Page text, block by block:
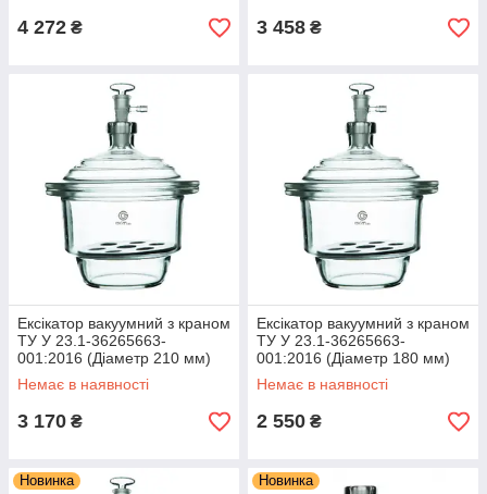
4 272 ₴ 3 458 ₴
Ексікатор вакуумний з краном
ТУ У 23.1-36265663-
001:2016 (Діаметр 210 мм)
Немає в наявності
3 170 ₴
Ексікатор вакуумний з краном
ТУ У 23.1-36265663-
001:2016 (Діаметр 180 мм)
Немає в наявності
2 550 ₴
Новинка Новинка